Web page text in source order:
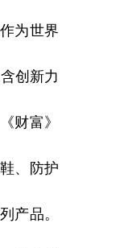
为世界
创新力
财富》
、防护
产品。